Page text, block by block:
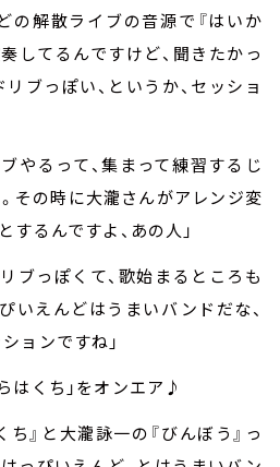
の解散ライブの音源で『はいか
してるんですけど、聞きたかっ
ブっぽい、というか、セッショ
やるって、集まって練習するじ
その時に大瀧さんがアレンジ変
するんですよ、あの人」
ブっぽくて、歌始まるところも
いえんどはうまいバンドだな、
ョンですね」
はくち」をオンエア♪
ち』と大瀧詠一の『びんぼう』っ